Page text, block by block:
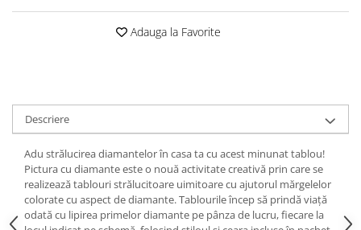
Adauga la Favorite
Descriere
Adu strălucirea diamantelor în casa ta cu acest minunat tablou!
Pictura cu diamante este o nouă activitate creativă prin care se
realizează tablouri strălucitoare uimitoare cu ajutorul mărgelelor
colorate cu aspect de diamante. Tablourile încep să prindă viață
odată cu lipirea primelor diamante pe pânza de lucru, fiecare la